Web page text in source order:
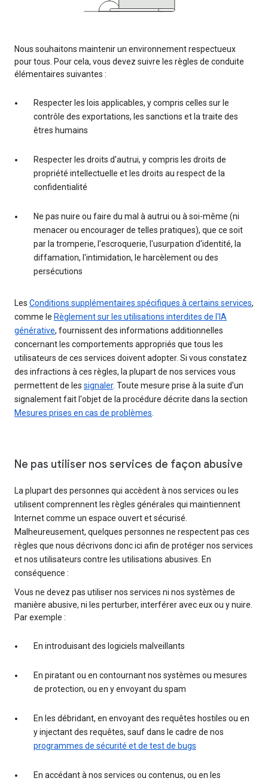
Nous souhaitons maintenir un environnement respectueux
pour tous. Pour cela, vous devez suivre les règles de conduite
élémentaires suivantes :
Respecter les lois applicables, y compris celles sur le
contrôle des exportations, les sanctions et la traite des
êtres humains
Respecter les droits d'autrui, y compris les droits de
propriété intellectuelle et les droits au respect de la
confidentialité
Ne pas nuire ou faire du mal à autrui ou à soi-même (ni
menacer ou encourager de telles pratiques), que ce soit
par la tromperie, l'escroquerie, l'usurpation d'identité, la
diffamation, l'intimidation, le harcèlement ou des
persécutions
Les Conditions supplémentaires spécifiques à certains services,
comme le Règlement sur les utilisations interdites de l'IA
générative, fournissent des informations additionnelles
concernant les comportements appropriés que tous les
utilisateurs de ces services doivent adopter. Si vous constatez
des infractions à ces règles, la plupart de nos services vous
permettent de les signaler. Toute mesure prise à la suite d'un
signalement fait l'objet de la procédure décrite dans la section
Mesures prises en cas de problèmes.
Ne pas utiliser nos services de façon abusive
La plupart des personnes qui accèdent à nos services ou les
utilisent comprennent les règles générales qui maintiennent
Internet comme un espace ouvert et sécurisé.
Malheureusement, quelques personnes ne respectent pas ces
règles que nous décrivons donc ici afin de protéger nos services
et nos utilisateurs contre les utilisations abusives. En
conséquence :
Vous ne devez pas utiliser nos services ni nos systèmes de
manière abusive, ni les perturber, interférer avec eux ou y nuire.
Par exemple :
En introduisant des logiciels malveillants
En piratant ou en contournant nos systèmes ou mesures
de protection, ou en y envoyant du spam
En les débridant, en envoyant des requêtes hostiles ou en
y injectant des requêtes, sauf dans le cadre de nos
programmes de sécurité et de test de bugs
En accédant à nos services ou contenus, ou en les